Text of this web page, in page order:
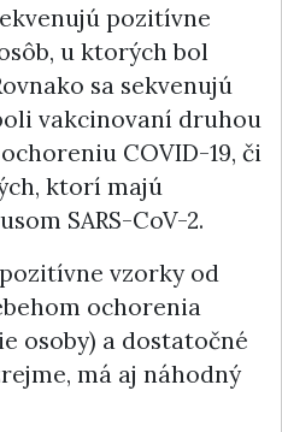
pozitívne
u ktorých bol
sa sekvenujú
vakcinovaní druhou
COVID-19, či
ktorí majú
SARS-CoV-2.
vzorky od
ochorenia
osoby) a dostatočné
má aj náhodný